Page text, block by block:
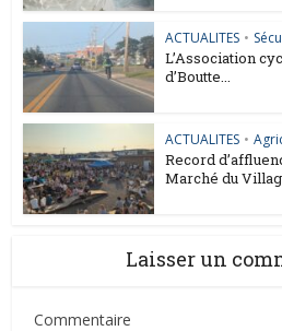
ACTUALITES •
L’Association
d’Boutte...
ACTUALITES •
Record
Marché du
Laisser un
Commentaire